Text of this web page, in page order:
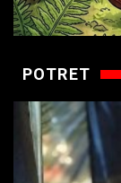
POTRET